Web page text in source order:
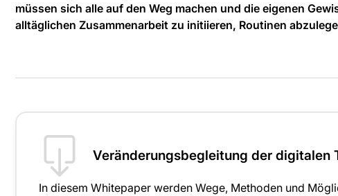
müssen sich alle auf den Weg machen und die eigenen
alltäglichen Zusammenarbeit zu initiieren, Routinen
Veränderungsbegleitung der digitalen
In diesem Whitepaper werden Wege, Methoden und